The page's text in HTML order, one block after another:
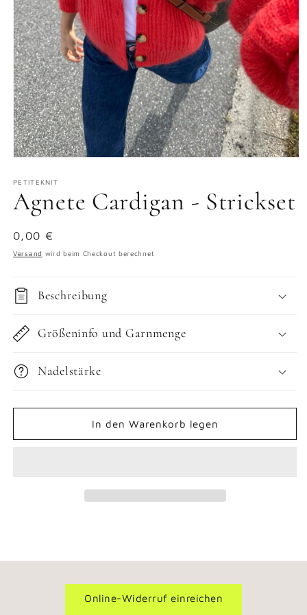
in
Modal
öffnen
PETITEKNIT
Agnete Cardigan - Strickset
Normaler
Preis
0,00 €
Versand wird beim Checkout berechnet
Beschreibung
Größeninfo und Garnmenge
Nadelstärke
In den Warenkorb legen
Online-Widerruf einreichen